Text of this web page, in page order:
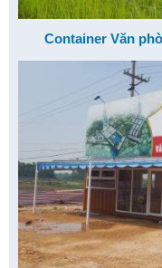
Container Văn